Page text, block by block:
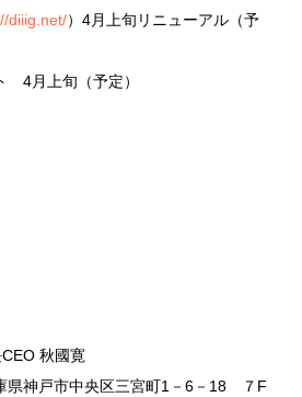
diiig.net/）4月上旬リニューアル（予
4月上旬（予定）
秋國寛
県神戸市中央区三宮町1－6－18 ７F